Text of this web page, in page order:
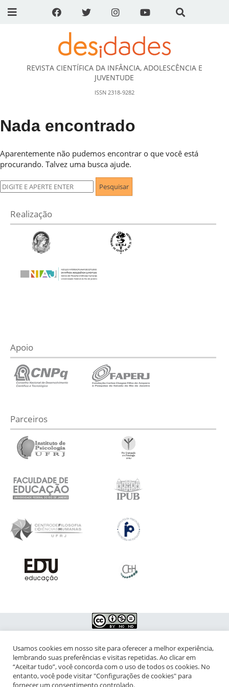
DESidades
REVISTA CIENTÍFICA DA INFÂNCIA, ADOLESCÊNCIA E
JUVENTUDE
ISSN 2318-9282
Nada encontrado
Aparentemente não pudemos encontrar o que você está
procurando. Talvez uma busca ajude.
Pesquisar
por:
Realização
Apoio
Parceiros
NIPIAC – Núcleo Interdisciplinar de Pesquisa para a Infância e
Adolescência Contemporâneas
Universidade Federal do Rio de Janeiro - Campus da Praia Vermelha
Usamos cookies em nosso site para oferecer a melhor experiência,
lembrando suas preferências e visitas repetidas. Ao clicar em
“Aceitar tudo”, você concorda com o uso de todos os cookies. No
entanto, você pode visitar "Configurações de cookies" para
fornecer um consentimento controlado.